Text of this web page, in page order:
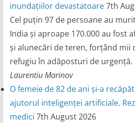
inundațiilor devastatoare7th
Cel puțin 97 de persoane au
India și aproape 170.000 au fost
și alunecări de teren, forțând mii
refugiu în adăposturi de urgență.
Laurentiu Marinov
O femeie de 82 de ani și-a
ajutorul inteligenței artificiale.
medici 7th August 2026